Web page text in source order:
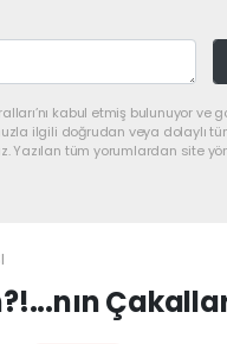
kabul etmiş bulunuyor ve
ilgili doğrudan veya dolaylı
Yazılan tüm yorumlardan site